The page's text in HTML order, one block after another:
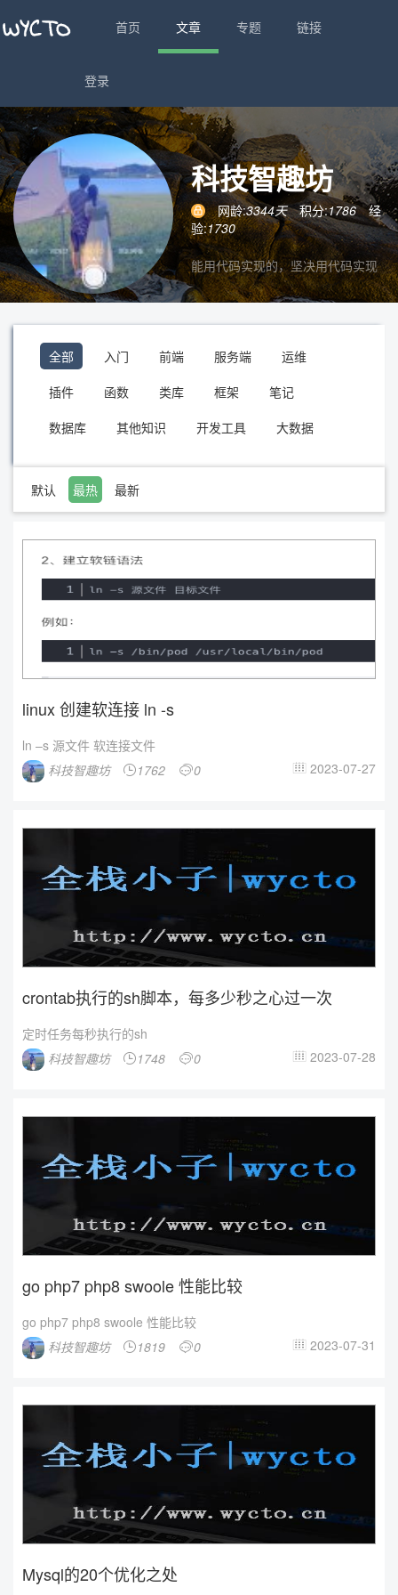
首页 文章 专题 链接
登录
科技智趣坊
网龄:3344天 积分:1786
经
验:1730
能用代码实现的，坚决用代码实现
全部 入门 前端 服务端
运维
插件
函数 类库 框架
笔记
数据库
其他知识 开发工具 大数据
默认 最热 最新
linux 创建软连接 ln -s
ln –s 源文件 软连接文件
科技智趣坊
1762 0  2023-07-27
crontab执行的sh脚本，每多少秒之心过一次
定时任务每秒执行的sh
科技智趣坊
1748 0  2023-07-28
go php7 php8 swoole 性能比较
go php7 php8 swoole 性能比较
科技智趣坊
1819 0  2023-07-31
Mysql的20个优化之处